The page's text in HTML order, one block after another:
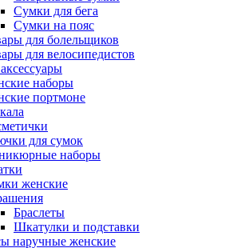
Сумки для бега
Сумки на пояс
для болельщиков
для велосипедистов
наборы
портмоне
для сумок
наборы
женские
Браслеты
Шкатулки и подставки
наручные женские